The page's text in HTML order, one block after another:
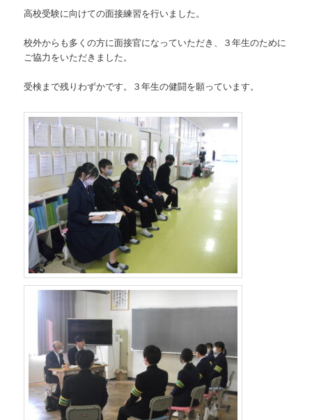
高校受験に向けての面接練習を行いました。
校外からも多くの方に面接官になっていただき、３年生のために
ご協力をいただきました。
受検まで残りわずかです。３年生の健闘を願っています。